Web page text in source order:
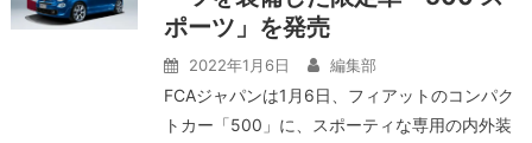
ポーツ」を発売
2022年1月6日 編集部
FCAジャパンは1月6日、フィアットのコンパク
トカー「500」に、スポーティな専用の内外装